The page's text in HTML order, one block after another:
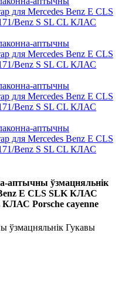
аптычны ўзмацняльнік
E CLS SLK КЛАС
КЛАС Porsche cayenne
ўзмацняльнік Гукавы